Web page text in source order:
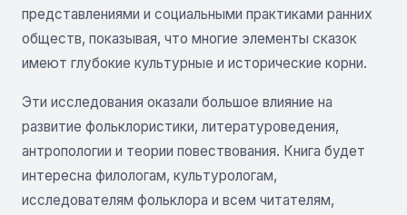
представлениями и социальными практиками ранних
обществ, показывая, что многие элементы сказок
имеют глубокие культурные и исторические корни.
Эти исследования оказали большое влияние на
развитие фольклористики, литературоведения,
антропологии и теории повествования. Книга будет
интересна филологам, культурологам,
исследователям фольклора и всем читателям,